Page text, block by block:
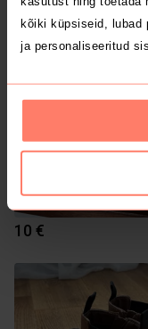
kõiki küpsiseid, lubad
ja personaliseeritud
Ecco
10 €